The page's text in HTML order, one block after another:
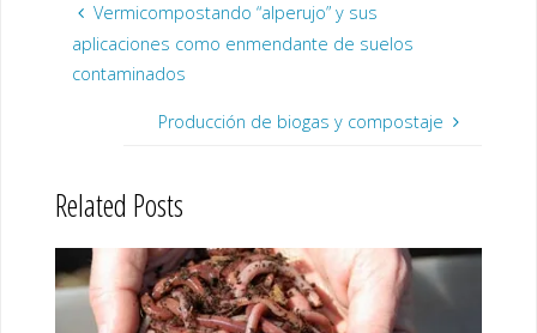
Vermicompostando “alperujo” y sus
aplicaciones como enmendante de suelos
contaminados
Producción de biogas y compostaje
Related Posts